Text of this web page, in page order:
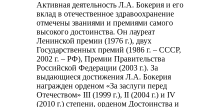
Активная деятельность Л.А. Бокерия и его
вклад в отечественное здравоохранение
отмечены званиями и премиями самого
высокого достоинства. Он лауреат
Ленинской премии (1976 г.), двух
Государственных премий (1986 г. – СССР,
2002 г. – РФ), Премии Правительства
Российской Федерации (2003 г.). За
выдающиеся достижения Л.А. Бокерия
награжден орденом «За заслуги перед
Отечеством» III (1999 г.), II (2004 г.) и IV
(2010 г.) степени, орденом Достоинства и